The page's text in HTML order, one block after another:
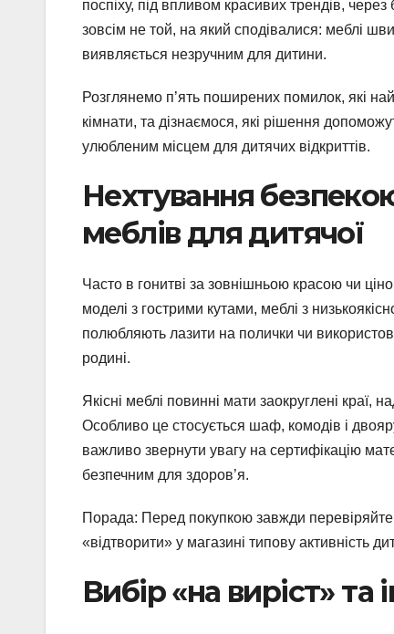
поспіху, під впливом красивих трендів,
зовсім не той, на який сподівалися: меблі
виявляється незручним для дитини.
Розглянемо п’ять поширених помилок, які
кімнати, та дізнаємося, які рішення
улюбленим місцем для дитячих відкриттів.
Нехтування
меблів для дитячої
Часто в гонитві за зовнішньою красою чи
моделі з гострими кутами, меблі з
полюбляють лазити на полички чи
родині.
Якісні меблі повинні мати заокруглені краї,
Особливо це стосується шаф, комодів і
важливо звернути увагу на сертифікацію
безпечним для здоров’я.
Порада: Перед покупкою завжди
«відтворити» у магазині типову активність
Вибір «на виріст» та